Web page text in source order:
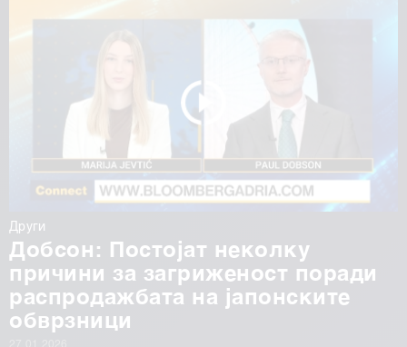
Други
Добсон: Постојат неколку
причини за загриженост поради
распродажбата на јапонските
обврзници